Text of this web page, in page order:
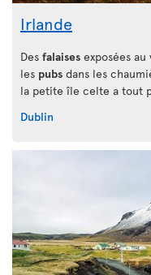
Irlande
Des falaises exposées au
les pubs dans les
la petite île celte a tout
Dublin